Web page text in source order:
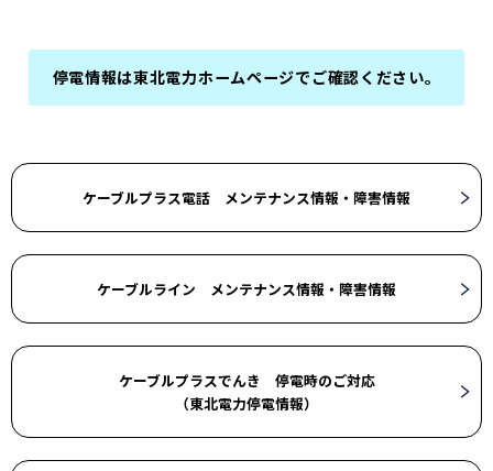
停電情報は東北電力ホームページで ご確認ください。
ケーブルプラス電話 メンテナンス情報・障害情報
ケーブルライン メンテナンス情報・障害情報
ケーブルプラスでんき 停電時のご対応
（東北電力停電情報）